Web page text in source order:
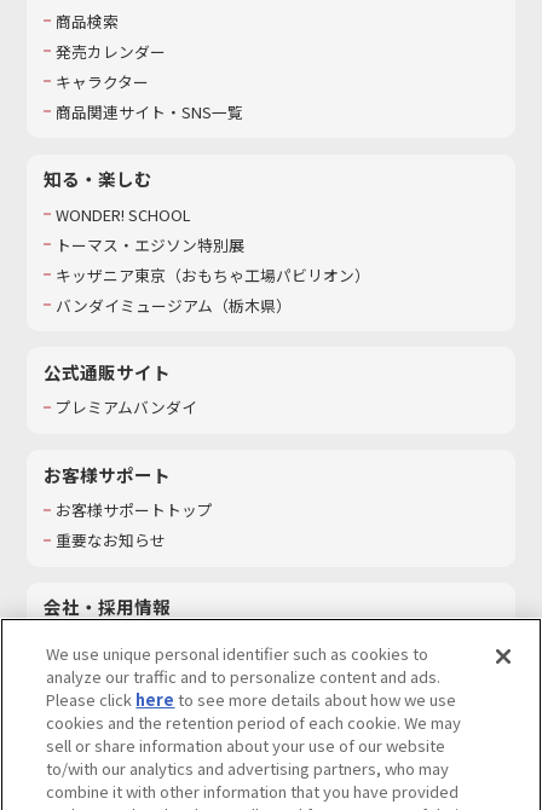
商品検索
発売カレンダー
キャラクター
商品関連サイト・SNS一覧
知る・楽しむ
WONDER! SCHOOL
トーマス・エジソン特別展
キッザニア東京（おもちゃ工場パビリオン）​
バンダイミュージアム（栃木県）
公式通販サイト
プレミアムバンダイ
お客様サポート
お客様サポートトップ
重要なお知らせ
会社・採用情報
採用情報
サステナビリティ
お問い合わせ
We use unique personal identifier such as cookies to
analyze our traffic and to personalize content and ads.
Please click here to see more details about how we use
cookies and the retention period of each cookie. We may
sell or share information about your use of our website
to/with our analytics and advertising partners, who may
combine it with other information that you have provided